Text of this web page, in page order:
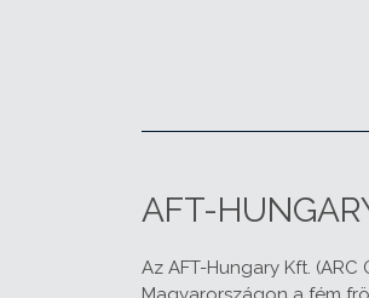
AFT-
Az AFT-Hungary Kft.